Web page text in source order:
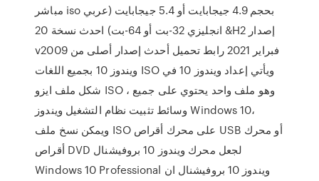
مباشر iso بحجم 4.9 جيجابايت أو 5.4 جيجابايت (عربي
& انجليزي 32-بت أو 64-بت) احدث نسخة 20H2 إصدار
v2009 فبراير 2021 رابط تحميل أحدث إصدار أصلى من
ويندوز 10 بجميع اللغات ISO ويأتي إعداد ويندوز 10 في
شكل ملف ايزو ISO ، وهو ملف واحد يحتوي على جميع
وسائط تثبيت نظام التشغيل ويندوز Windows 10،
ويمكن نسخ ملف ISO على محرك أقراص USB أو محرك
أقراص DVD لجعل محرك ويندوز 10 بروفيشنال
Windows 10 Professional ويندوز 10 بروفيشنال ان